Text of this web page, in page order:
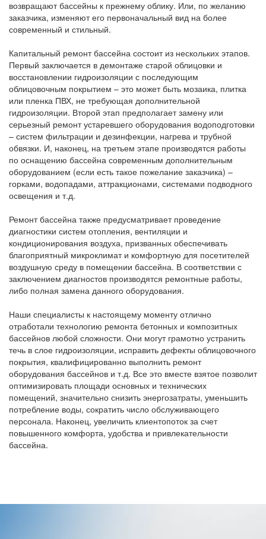
возвращают бассейны к прежнему облику. Или, по желанию
заказчика, изменяют его первоначальный вид на более
современный и стильный.
Капитальный ремонт бассейна состоит из нескольких этапов.
Первый заключается в демонтаже старой облицовки и
восстановлении гидроизоляции с последующим
облицовочным покрытием – это может быть мозаика, плитка
или пленка ПВХ, не требующая дополнительной
гидроизоляции. Второй этап предполагает замену или
серьезный ремонт устаревшего оборудования водоподготовки
– систем фильтрации и дезинфекции, нагрева и трубной
обвязки. И, наконец, на третьем этапе производятся работы
по оснащению бассейна современным дополнительным
оборудованием (если есть такое пожелание заказчика) –
горками, водопадами, аттракционами, системами подводного
освещения и т.д.
Ремонт бассейна также предусматривает проведение
диагностики систем отопления, вентиляции и
кондиционирования воздуха, призванных обеспечивать
благоприятный микроклимат и комфортную для посетителей
воздушную среду в помещении бассейна. В соответствии с
заключением диагностов производятся ремонтные работы,
либо полная замена данного оборудования.
Наши специалисты к настоящему моменту отлично
отработали технологию ремонта бетонных и композитных
бассейнов любой сложности. Они могут грамотно устранить
течь в слое гидроизоляции, исправить дефекты облицовочного
покрытия, квалифицированно выполнить ремонт
оборудования бассейнов и т.д. Все это вместе взятое позволит
оптимизировать площади основных и технических
помещений, значительно снизить энергозатраты, уменьшить
потребление воды, сократить число обслуживающего
персонала. Наконец, увеличить клиентопоток за счет
повышенного комфорта, удобства и привлекательности
бассейна.